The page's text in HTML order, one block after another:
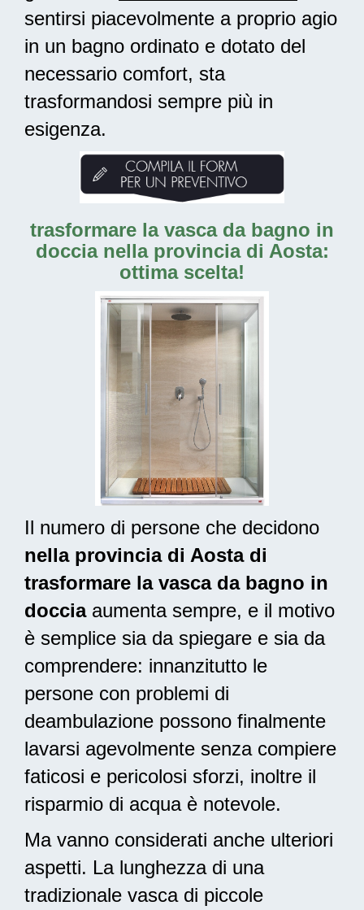
sentirsi piacevolmente a proprio agio
in un bagno ordinato e dotato del
necessario comfort, sta
trasformandosi sempre più in
esigenza.
trasformare la vasca da bagno in
doccia nella provincia di Aosta:
ottima scelta!
Il numero di persone che decidono
nella provincia di Aosta di
trasformare la vasca da bagno in
docciaaumenta sempre, e il motivo
è semplice sia da spiegare e sia da
comprendere: innanzitutto le
persone con problemi di
deambulazione possono finalmente
lavarsi agevolmente senza compiere
faticosi e pericolosi sforzi, inoltre il
risparmio di acqua è notevole.
Ma vanno considerati anche ulteriori
aspetti. La lunghezza di una
tradizionale vasca di piccole